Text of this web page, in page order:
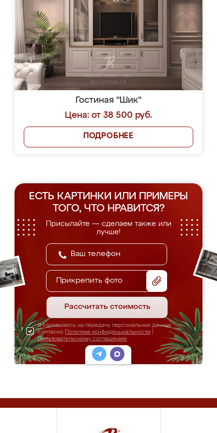
Гостиная "Шик"
Цена: от 38 500 руб.
ПОДРОБНЕЕ
ЕСТЬ КАРТИНКИ ИЛИ ПРИМЕРЫ
ТОГО, ЧТО НРАВИТСЯ?
Присылайте — сделаем также или
лучше!
Прикрепить фото
Рассчитать стоимость
Я соглашаюсь на передачу персональных данных
согласно Политике конфиденциальности
Пользовательскому соглашению